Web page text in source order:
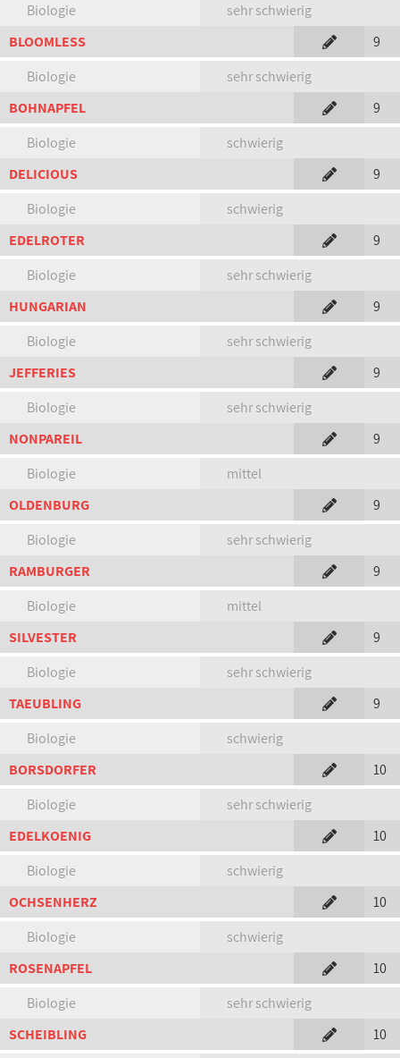
Biologie
sehr schwierig
BLOOMLESS
9
Biologie
sehr schwierig
BOHNAPFEL
9
Biologie
schwierig
DELICIOUS
9
Biologie
schwierig
EDELROTER
9
Biologie
sehr schwierig
HUNGARIAN
9
Biologie
sehr schwierig
JEFFERIES
9
Biologie
sehr schwierig
NONPAREIL
9
Biologie
mittel
OLDENBURG
9
Biologie
sehr schwierig
RAMBURGER
9
Biologie
mittel
SILVESTER
9
Biologie
sehr schwierig
TAEUBLING
9
Biologie
schwierig
BORSDORFER
10
Biologie
sehr schwierig
EDELKOENIG
10
Biologie
schwierig
OCHSENHERZ
10
Biologie
schwierig
ROSENAPFEL
10
Biologie
sehr schwierig
SCHEIBLING
10